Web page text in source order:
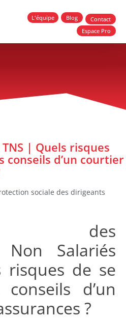
L'équipe Blog
Contact
Espace Pro
| Quels risques
conseils d’un courtier
sociale des dirigeants
des
Non Salariés
risques de se
d’un
?